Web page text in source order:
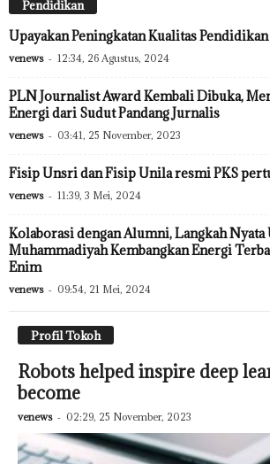
Pendidikan
Upayakan Peningkatan Kualitas
venews - 12:34, 26 Agustus, 2024
PLN Journalist Award Kembali Dibuka,
Energi dari Sudut Pandang Jurnalis
venews - 03:41, 25 November, 2023
Fisip Unsri dan Fisip Unila resmi PKS
venews - 11:39, 3 Mei, 2024
Kolaborasi dengan Alumni, Langkah
Muhammadiyah Kembangkan Energi
Enim
venews - 09:54, 21 Mei, 2024
Profil Tokoh
Robots helped inspire deep
become
venews - 02:29, 25 November, 2023